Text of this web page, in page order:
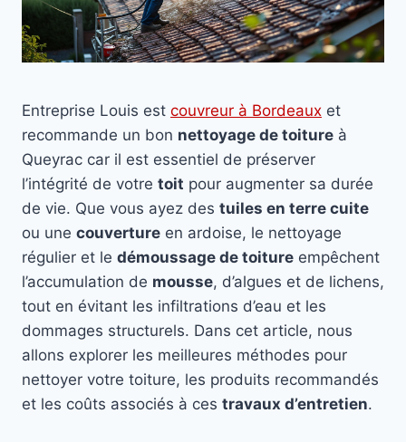
Entreprise Louis est couvreur à Bordeaux et
recommande un bon nettoyage de toiture à
Queyrac car il est essentiel de préserver
l’intégrité de votre toit pour augmenter sa durée
de vie. Que vous ayez des tuiles en terre cuite
ou une couverture en ardoise, le nettoyage
régulier et le démoussage de toiture empêchent
l’accumulation de mousse, d’algues et de lichens,
tout en évitant les infiltrations d’eau et les
dommages structurels. Dans cet article, nous
allons explorer les meilleures méthodes pour
nettoyer votre toiture, les produits recommandés
et les coûts associés à ces travaux d’entretien.